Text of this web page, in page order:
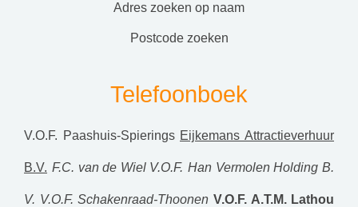
adres zoeken op naam
postcode zoeken
Telefoonboek
V.O.F. Paashuis-Spierings Eijkemans Attractieverhuur
B.V. F.C. van de Wiel V.O.F. Han Vermolen Holding B.
V. V.O.F. Schakenraad-Thoonen V.O.F. A.T.M. Lathou